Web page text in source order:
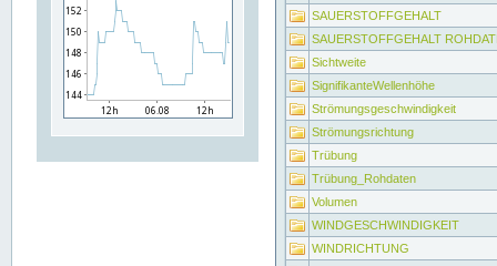
SAUERSTOFFGEHALT
SAUERSTOFFGEHALT
Sichtweite
SignifikanteWellenhöhe
Strömungsgeschwindigkeit
Strömungsrichtung
Trübung
Trübung_Rohdaten
Volumen
WINDGESCHWINDIGKEIT
WINDRICHTUNG